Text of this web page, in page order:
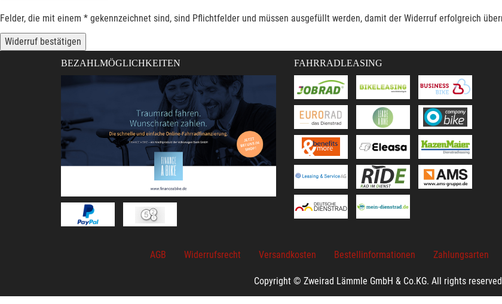
Felder, die mit einem * gekennzeichnet sind, sind Pflichtfelder und müssen ausgefüllt werden, damit der Widerruf erfolgreich
Widerruf bestätigen
BEZAHLMÖGLICHKEITEN FAHRRADLEASING
AGB Widerrufsrecht Versandkosten Bestellinformationen Zahlungsarten
Copyright © Zweirad Lämmle GmbH & Co.KG. All rights